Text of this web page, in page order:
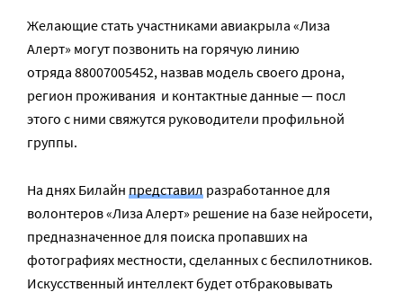
Желающие стать участниками авиакрыла «Лиза
Алерт» могут позвонить на горячую линию
отряда 88007005452, назвав модель своего дрона,
регион проживания и контактные данные — посл
этого с ними свяжутся руководители профильной
группы.
На днях Билайн представил разработанное для
волонтеров «Лиза Алерт» решение на базе нейросети,
предназначенное для поиска пропавших на
фотографиях местности, сделанных с беспилотников.
Искусственный интеллект будет отбраковывать